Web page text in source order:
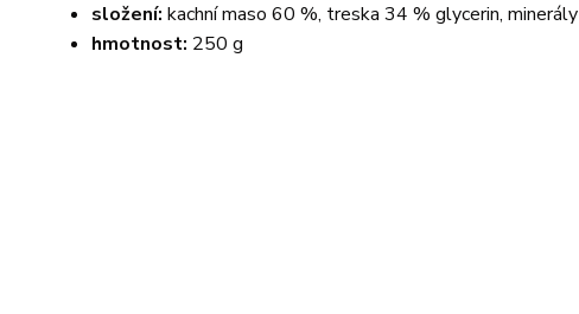
složení: kachní maso 60 %, treska 34 % glycerin, minerály
hmotnost: 250 g